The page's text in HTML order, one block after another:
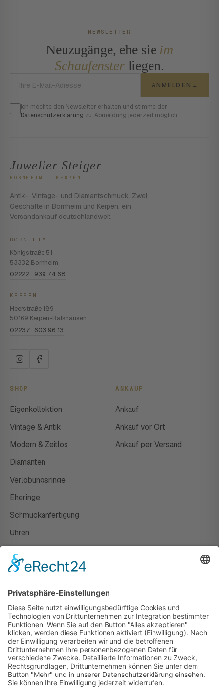
NEWSLETTER
Neuzugänge, ehe sie im
Schaufensterliegen.
ANMELDEN →
Ich möchte den Newsletter erhalten und stimme der
Datenschutzerklärung zu. Abmeldung jederzeit möglich.
Juwelier Steiger
BORNHEIM · KERPEN
Antik-, Vintage- und Diamantschmuck. Zwei
Geschäfte in Bornheim und Kerpen, ein
Versandankauf deutschlandweit.
BORNHEIM
Königstraße 51
53332 Bornheim
02222 · 939 74 68
KERPEN
Heerstraße 189
50169 Kerpen-Balkhausen
02237 · 603 96 13
SHOP
Eigenkollektion
Vintage & Antik
Modern & Zeitlos
Diamanten
Verlobungsringe
Eheringe
Schmuckanfertigung
Uhren
ANKAUF
Ankauf
Ankauf vor Ort
Ankauf per Versand
Susanne Steiger
Geschäfte
Newsletter
Kontakt